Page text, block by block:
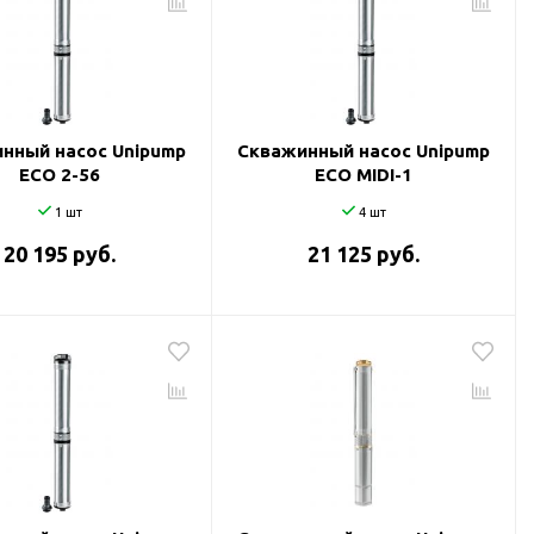
насос Unipump
ECO 2-56
1 шт
20 195 руб.
Скважинный насос Unipump
ECO MIDI-1
4 шт
21 125 руб.